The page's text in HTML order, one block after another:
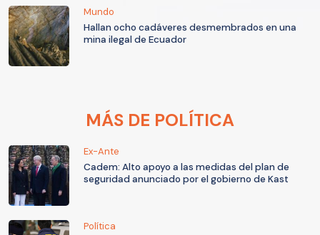
Mundo
Hallan ocho cadáveres desmembrados en una
mina ilegal de Ecuador
MÁS DE POLÍTICA
Ex-Ante
Cadem: Alto apoyo a las medidas del plan de
seguridad anunciado por el gobierno de Kast
Política